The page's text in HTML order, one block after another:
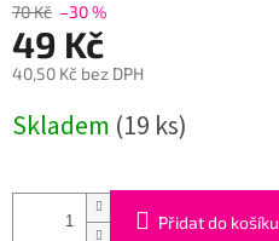
70 Kč –30 %
49 Kč
40,50 Kč bez DPH
cena:
Skladem (19 ks)
Přidat do košíku